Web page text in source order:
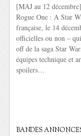
[MAJ au 12
Rogue One : A Star
française, le 14
officielles ou non –
off de la saga Star
équipes technique et
spoilers…
BANDES